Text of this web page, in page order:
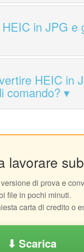
in JPG e
HEIC in
comando?
lavorare
di prova e
file in pochi minuti.
carta di credito o
⬇ Scarica